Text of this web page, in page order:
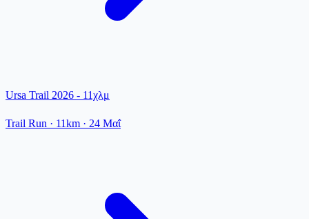
Ursa Trail 2026 - 11χλμ
Trail Run · 11km · 24 Μαΐ